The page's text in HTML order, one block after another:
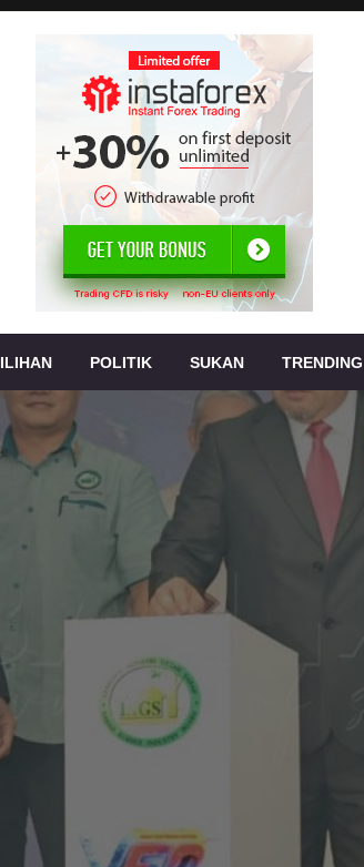
POLITIK SUKAN TRENDING